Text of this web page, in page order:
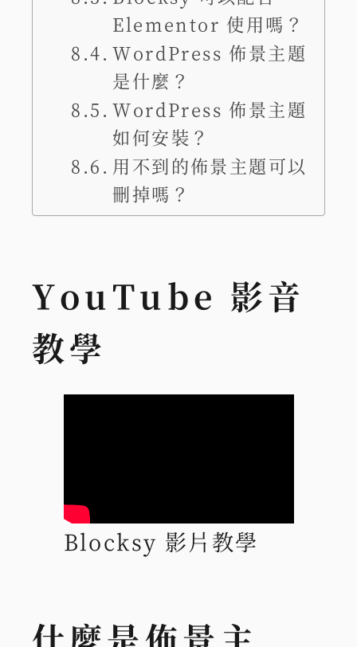
Elementor 使用嗎？
WordPress 佈景主題
是什麼？
WordPress 佈景主題
如何安裝？
用不到的佈景主題可以
刪掉嗎？
YouTube 影音
教學
Blocksy 影片教學